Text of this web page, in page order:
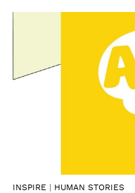
INSPIRE HUMAN STORIES